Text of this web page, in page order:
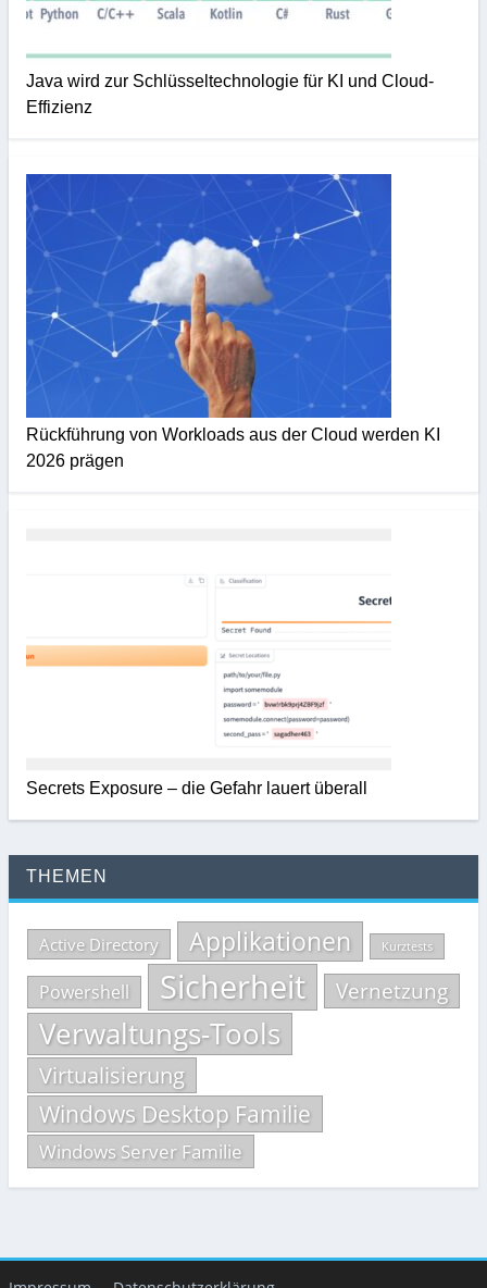
Java wird zur Schlüsseltechnologie für KI und Cloud-
Effizienz
Rückführung von Workloads aus der Cloud werden KI
2026 prägen
Secrets Exposure – die Gefahr lauert überall
THEMEN
Active Directory Applikationen Kurztests
Powershell Sicherheit Vernetzung
Verwaltungs-Tools
Virtualisierung
Windows Desktop Familie
Windows Server Familie